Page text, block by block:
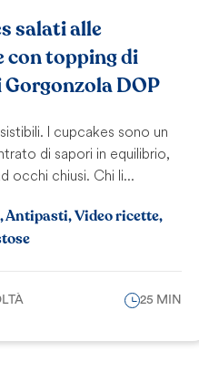
salati alle
con topping di
DOP
I cupcakes sono un
di sapori in equilibrio,
occhi chiusi. Chi li...
Antipasti, Video ricette,
25 MIN